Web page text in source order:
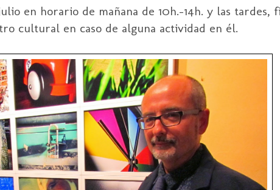
en horario de mañana de 10h.-14h. y las tardes,
cultural en caso de alguna actividad en él.